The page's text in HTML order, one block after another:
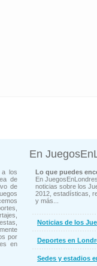
a los
de
de
por
en
En
Lo que puedes
En
noticias sobre los
2012, estadísticas,
y más...
Noticias de los
Deportes en
Sedes y estadios